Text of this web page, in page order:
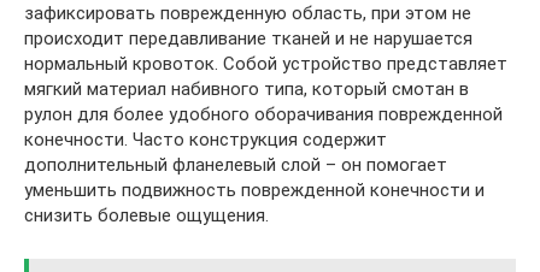
зафиксировать поврежденную область, при этом не
происходит передавливание тканей и не нарушается
нормальный кровоток. Собой устройство представляет
мягкий материал набивного типа, который смотан в
рулон для более удобного оборачивания поврежденной
конечности. Часто конструкция содержит
дополнительный фланелевый слой – он помогает
уменьшить подвижность поврежденной конечности и
снизить болевые ощущения.